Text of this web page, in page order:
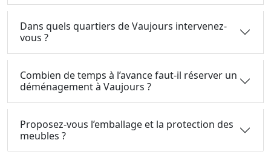
Dans quels quartiers de Vaujours intervenez-
vous ?
Combien de temps à l’avance faut-il réserver un
déménagement à Vaujours ?
Proposez-vous l’emballage et la protection des
meubles ?